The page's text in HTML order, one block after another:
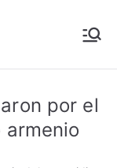
por el